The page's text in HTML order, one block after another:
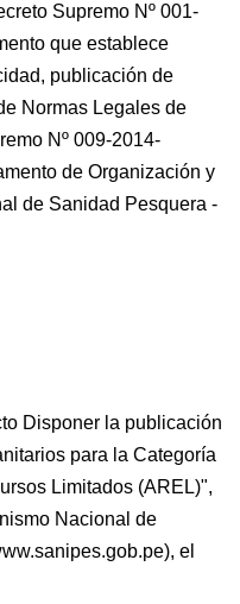
Supremo Nº 001-
que establece
publicación de
Normas Legales de
Nº 009-2014-
de Organización y
de Sanidad Pesquera -
Disponer la publicación
para la Categoría
Limitados (AREL)",
Nacional de
el